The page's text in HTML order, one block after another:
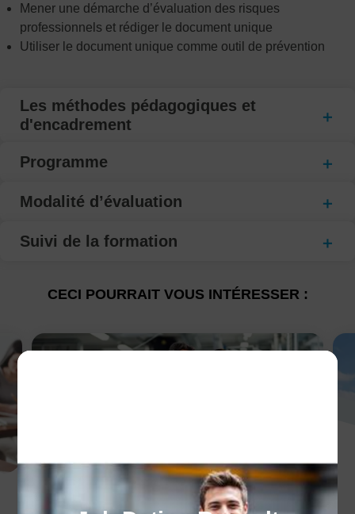
Mener une démarche d’évaluation des risques
professionnels et rédiger le document unique
Utiliser le document unique comme outil de prévention
Les méthodes pédagogiques et
d'encadrement
Programme
Modalité d’évaluation
Suivi de la formation
CECI POURRAIT VOUS INTÉRESSER :
Les avantages de